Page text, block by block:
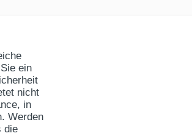
ein
nicht
in
Werden
die